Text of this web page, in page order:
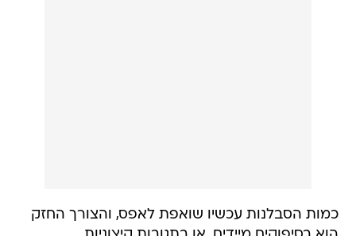
כמות הסבלנות עכשיו שואפת לאפס, והצורך החזק